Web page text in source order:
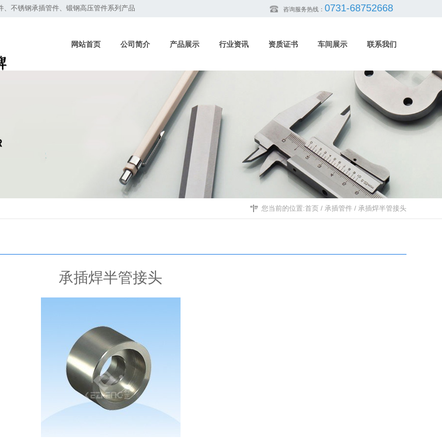
不锈钢承插管件、锻钢高压管件系列产品 咨询服务热线： 0731-68752668
网站首页 公司简介 产品展示 行业资讯 资质证书 车间展示 联系我们
您当前的位置:首页 / 承插管件 / 承插焊半管接头
承插焊半管接头